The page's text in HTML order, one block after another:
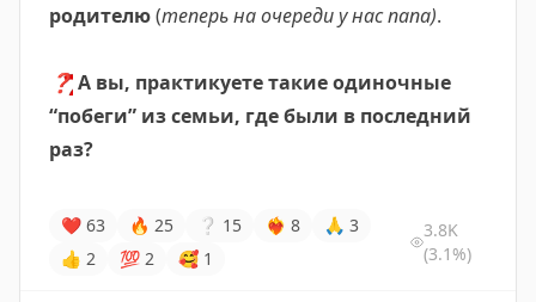
родителю(теперь на очереди у нас папа).
❓А вы, практикуете такие одиночные
“побеги” из семьи, где были в последний
раз?
❤ 63 🔥 25 ❔ 15 ❤‍🔥 8 🙏 3
👍 2 💯 2 🥰 1
3.8K
(3.1%)